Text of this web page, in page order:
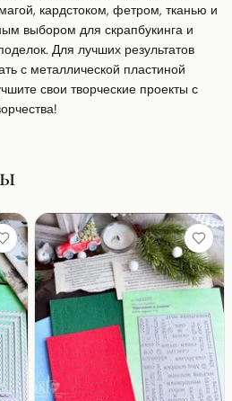
кардстоком, фетром, тканью и
выбором для скрапбукинга и
Для лучших результатов
с металлической пластиной
свои творческие проекты с